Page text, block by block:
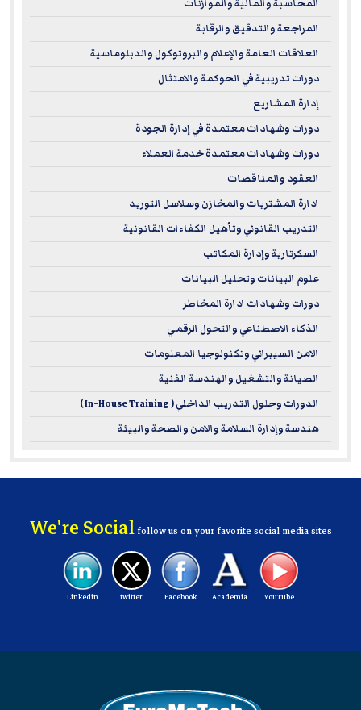
credentials in project management.
المحاسبة والمالية والموازنات
المراجعة والتدقيق والرقابة
العلاقات العامة والإعلام والبروتوكول والدبلوماسية
دورات تدريبية في الحوكمة والامتثال
إدارة المشاريع
دورات وشهادات معتمدة في إدارة الجودة
دورات وشهادات معتمدة خدمة العملاء
العقود والمناقصات
ادارة المشتريات والمخازن وسلاسل التوريد
التدريب القانوني وتأهيل الكفاءات القانونية
السكرتارية وإدارة المكاتب
علوم البيانات وتحليل البيانات
دورات وشهادات ادارة المخاطر
الذكاء الاصطناعي والتحول الرقمي
الامن السيبراني وتكنولوجيا المعلومات
الصيانة والتشغيل والهندسة الفنية
الدورات وحلول التدريب الداخلي ( In-House Training )
هندسة وإدارة السلامة والامن والصحة والبيئة
We're Socialfollow us on your favorite social media sites
YouTube
Academia
Facebook
twitter
Linkedin